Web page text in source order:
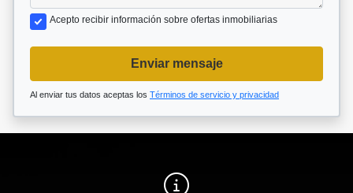
Acepto recibir información sobre ofertas inmobiliarias
Enviar mensaje
Al enviar tus datos aceptas los Términos de servicio y privacidad